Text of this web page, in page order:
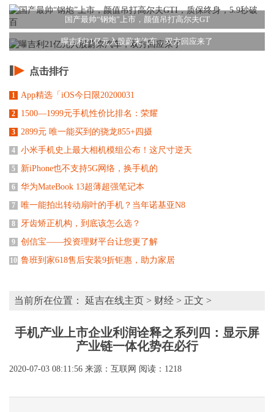
国产最帅“钢炮”上市，颜值吊打高尔夫GT
曝吉利21亿元入股蔚来汽车，双方回应来了
点击排行
1 App精选「iOS今日限20200031
2 1500—1999元手机性价比排名：荣耀
3 2899元 唯一能买到的骁龙855+四摄
4 小米手机史上最大相机模组公布！这尺寸逆天
5 新iPhone也不支持5G网络，换手机的
6 华为MateBook 13超薄超强笔记本
7 唯一能拍出转动扇叶的手机？当年诺基亚N8
8 牙齿矫正机构，到底该怎么选？
9 创信宝——投资理财平台让您更了解
10 鲁班到家618售后安装9折钜惠，助力家居
当前所在位置： 延吉在线主页 > 财经 > 正文 >
手机产业上市企业利润诠释之系列四：显示屏
产业链一体化势在必行
2020-07-03 08:11:56 来源：互联网 阅读：1218